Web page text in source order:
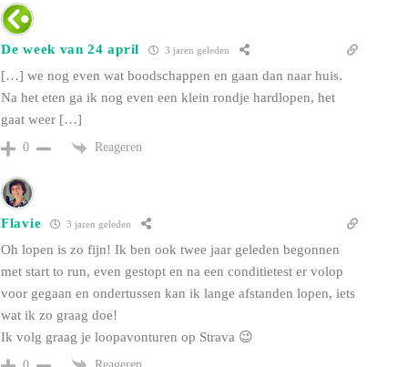
De week van 24 april 3 jaren geleden
[…] we nog even wat boodschappen en gaan dan naar huis.
Na het eten ga ik nog even een klein rondje hardlopen, het
gaat weer […]
0 Reageren
Flavie 3 jaren geleden
Oh lopen is zo fijn! Ik ben ook twee jaar geleden begonnen
met start to run, even gestopt en na een conditietest er volop
voor gegaan en ondertussen kan ik lange afstanden lopen, iets
wat ik zo graag doe!
Ik volg graag je loopavonturen op Strava 😉